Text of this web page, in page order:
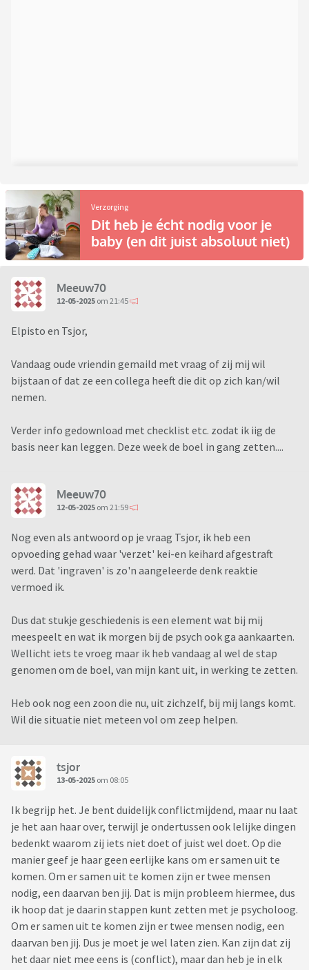
Verzorging
Dit heb je écht nodig voor je
baby (en dit juist absoluut niet)
Meeuw70
12-05-2025 om 21:45
Elpisto en Tsjor,
Vandaag oude vriendin gemaild met vraag of zij mij wil
bijstaan of dat ze een collega heeft die dit op zich kan/wil
nemen.
Verder info gedownload met checklist etc. zodat ik iig de
basis neer kan leggen. Deze week de boel in gang zetten....
Meeuw70
12-05-2025 om 21:59
Nog even als antwoord op je vraag Tsjor, ik heb een
opvoeding gehad waar 'verzet' kei-en keihard afgestraft
werd. Dat 'ingraven' is zo'n aangeleerde denk reaktie
vermoed ik.
Dus dat stukje geschiedenis is een element wat bij mij
meespeelt en wat ik morgen bij de psych ook ga aankaarten.
Wellicht iets te vroeg maar ik heb vandaag al wel de stap
genomen om de boel, van mijn kant uit, in werking te zetten.
Heb ook nog een zoon die nu, uit zichzelf, bij mij langs komt.
Wil die situatie niet meteen vol om zeep helpen.
tsjor
13-05-2025 om 08:05
Ik begrijp het. Je bent duidelijk conflictmijdend, maar nu laat
je het aan haar over, terwijl je ondertussen ook lelijke dingen
bedenkt waarom zij iets niet doet of juist wel doet. Op die
manier geef je haar geen eerlijke kans om er samen uit te
komen. Om er samen uit te komen zijn er twee mensen
nodig, een daarvan ben jij. Dat is mijn probleem hiermee, dus
ik hoop dat je daarin stappen kunt zetten met je psycholoog.
Om er samen uit te komen zijn er twee mensen nodig, een
daarvan ben jij. Dus je moet je wel laten zien. Kan zijn dat zij
het daar niet mee eens is (conflict), maar dan heb je in elk